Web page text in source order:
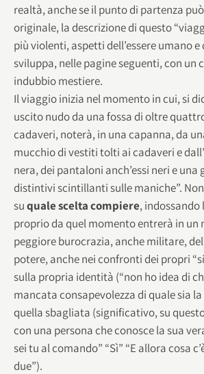
realtà, anche se il punto di partenza
originale, la descrizione di questo
più violenti, aspetti dell’essere umano
sviluppa, nelle pagine seguenti, con un
indubbio mestiere.
Il viaggio inizia nel momento in cui, si
uscito nudo da una fossa di oltre
cadaveri, noterà, in una capanna, da
mucchio di vestiti tolti ai cadaveri e
nera, dei pantaloni anch’essi neri e una
distintivi scintillanti sulle maniche”.
suquale scelta compiere, indossando
proprio da quel momento entrerà in un
peggiore burocrazia, anche militare,
potere, anche nei confronti dei propri
sulla propria identità (“non ho idea di
mancata consapevolezza di quale sia
quella sbagliata (significativo, su
con una persona che conosce la sua
sei tu al comando” “Sì” “E allora cosa
due”).